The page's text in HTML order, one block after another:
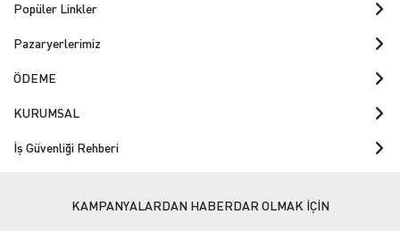
Popüler Linkler
Pazaryerlerimiz
ÖDEME
KURUMSAL
İş Güvenliği Rehberi
KAMPANYALARDAN HABERDAR OLMAK İÇİN